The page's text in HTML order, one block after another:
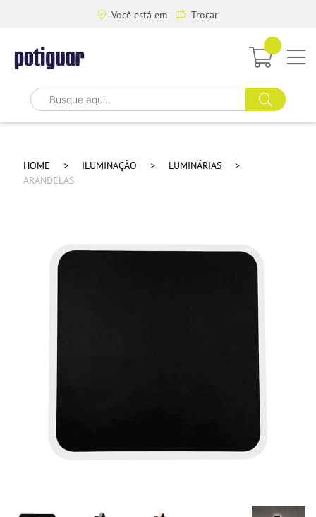
Você está em Trocar
HOME ILUMINAÇÃO
LUMINÁRIAS
ARANDELAS